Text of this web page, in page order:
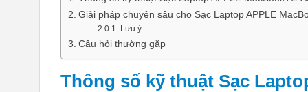
Giải pháp chuyên sâu cho Sạc Laptop APPLE
Lưu ý:
Câu hỏi thường gặp
Thông số kỹ thuật Sạc